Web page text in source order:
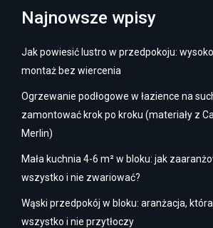
Najnowsze wpisy
Jak powiesić lustro w przedpokoju:
montaż bez wiercenia
Ogrzewanie podłogowe w łazience na
zamontować krok po kroku (materiały z
Merlin)
Mała kuchnia 4-6 m² w bloku: jak
wszystko i nie zwariować?
Wąski przedpokój w bloku: aranżacja,
wszystko i nie przytłoczy